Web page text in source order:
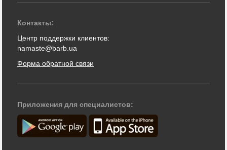
Контакты:
Центр поддержки клиентов:
namaste@barb.ua
Форма обратной связи
Приложения для специалистов: